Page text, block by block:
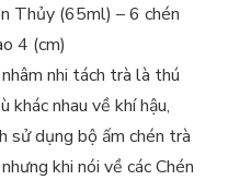
Thủy (65ml) – 6 chén
4 (cm)
nhi tách trà là thú
khác nhau về khí hậu,
sử dụng bộ ấm chén trà
khi nói về các Chén